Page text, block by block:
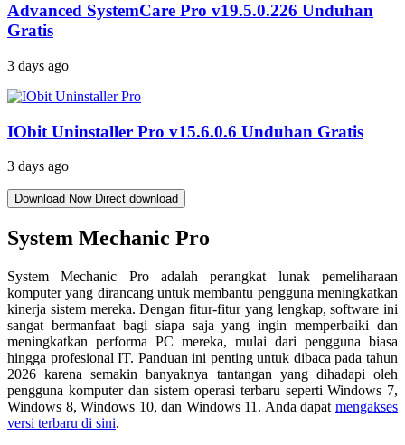
Advanced SystemCare Pro v19.5.0.226 Unduhan
Gratis
3 days ago
IObit Uninstaller Pro v15.6.0.6 Unduhan Gratis
3 days ago
Download Now Direct download
System Mechanic Pro
System Mechanic Pro adalah perangkat lunak pemeliharaan
komputer yang dirancang untuk membantu pengguna meningkatkan
kinerja sistem mereka. Dengan fitur-fitur yang lengkap, software ini
sangat bermanfaat bagi siapa saja yang ingin memperbaiki dan
meningkatkan performa PC mereka, mulai dari pengguna biasa
hingga profesional IT. Panduan ini penting untuk dibaca pada tahun
2026 karena semakin banyaknya tantangan yang dihadapi oleh
pengguna komputer dan sistem operasi terbaru seperti Windows 7,
Windows 8, Windows 10, dan Windows 11. Anda dapat mengakses
versi terbaru di sini.